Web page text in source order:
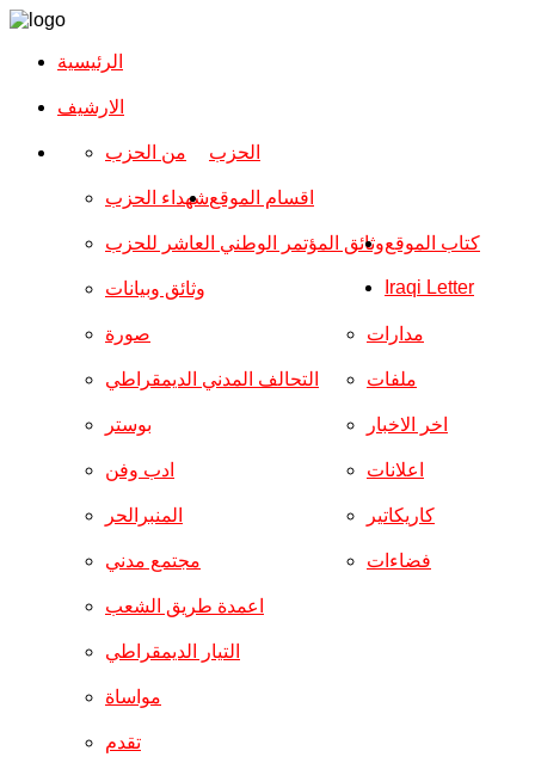
الرئيسية
الارشیف
الحزب من الحزب
شهداء الحزب
وثائق المؤتمر الوطني العاشر للحزب
وثائق وبيانات
اقسام الموقع
صورة
التحالف المدني الديمقراطي
بوستر
ادب وفن
المنبرالحر
مجتمع مدني
مدارات
ملفات
اخر الاخبار
اعلانات
كاريكاتير
فضاءات
اعمدة طريق الشعب
التيار الديمقراطي
مواساة
تقدم
كتاب الموقع
Iraqi Letter